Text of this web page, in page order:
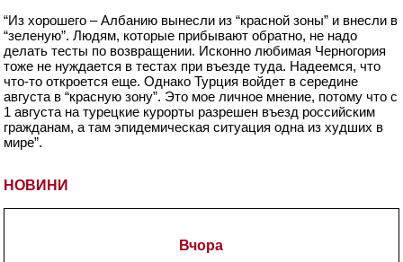
НОВИНИ
Вчора
“Из хорошего – Албанию вынесли из “красной зоны” и внесли в
“зеленую”. Людям, которые прибывают обратно, не надо
делать тесты по возвращении. Исконно любимая Черногория
тоже не нуждается в тестах при въезде туда. Надеемся, что
что-то откроется еще. Однако Турция войдет в середине
августа в “красную зону”. Это мое личное мнение, потому что с
1 августа на турецкие курорты разрешен въезд российским
гражданам, а там эпидемическая ситуация одна из худших в
мире”.